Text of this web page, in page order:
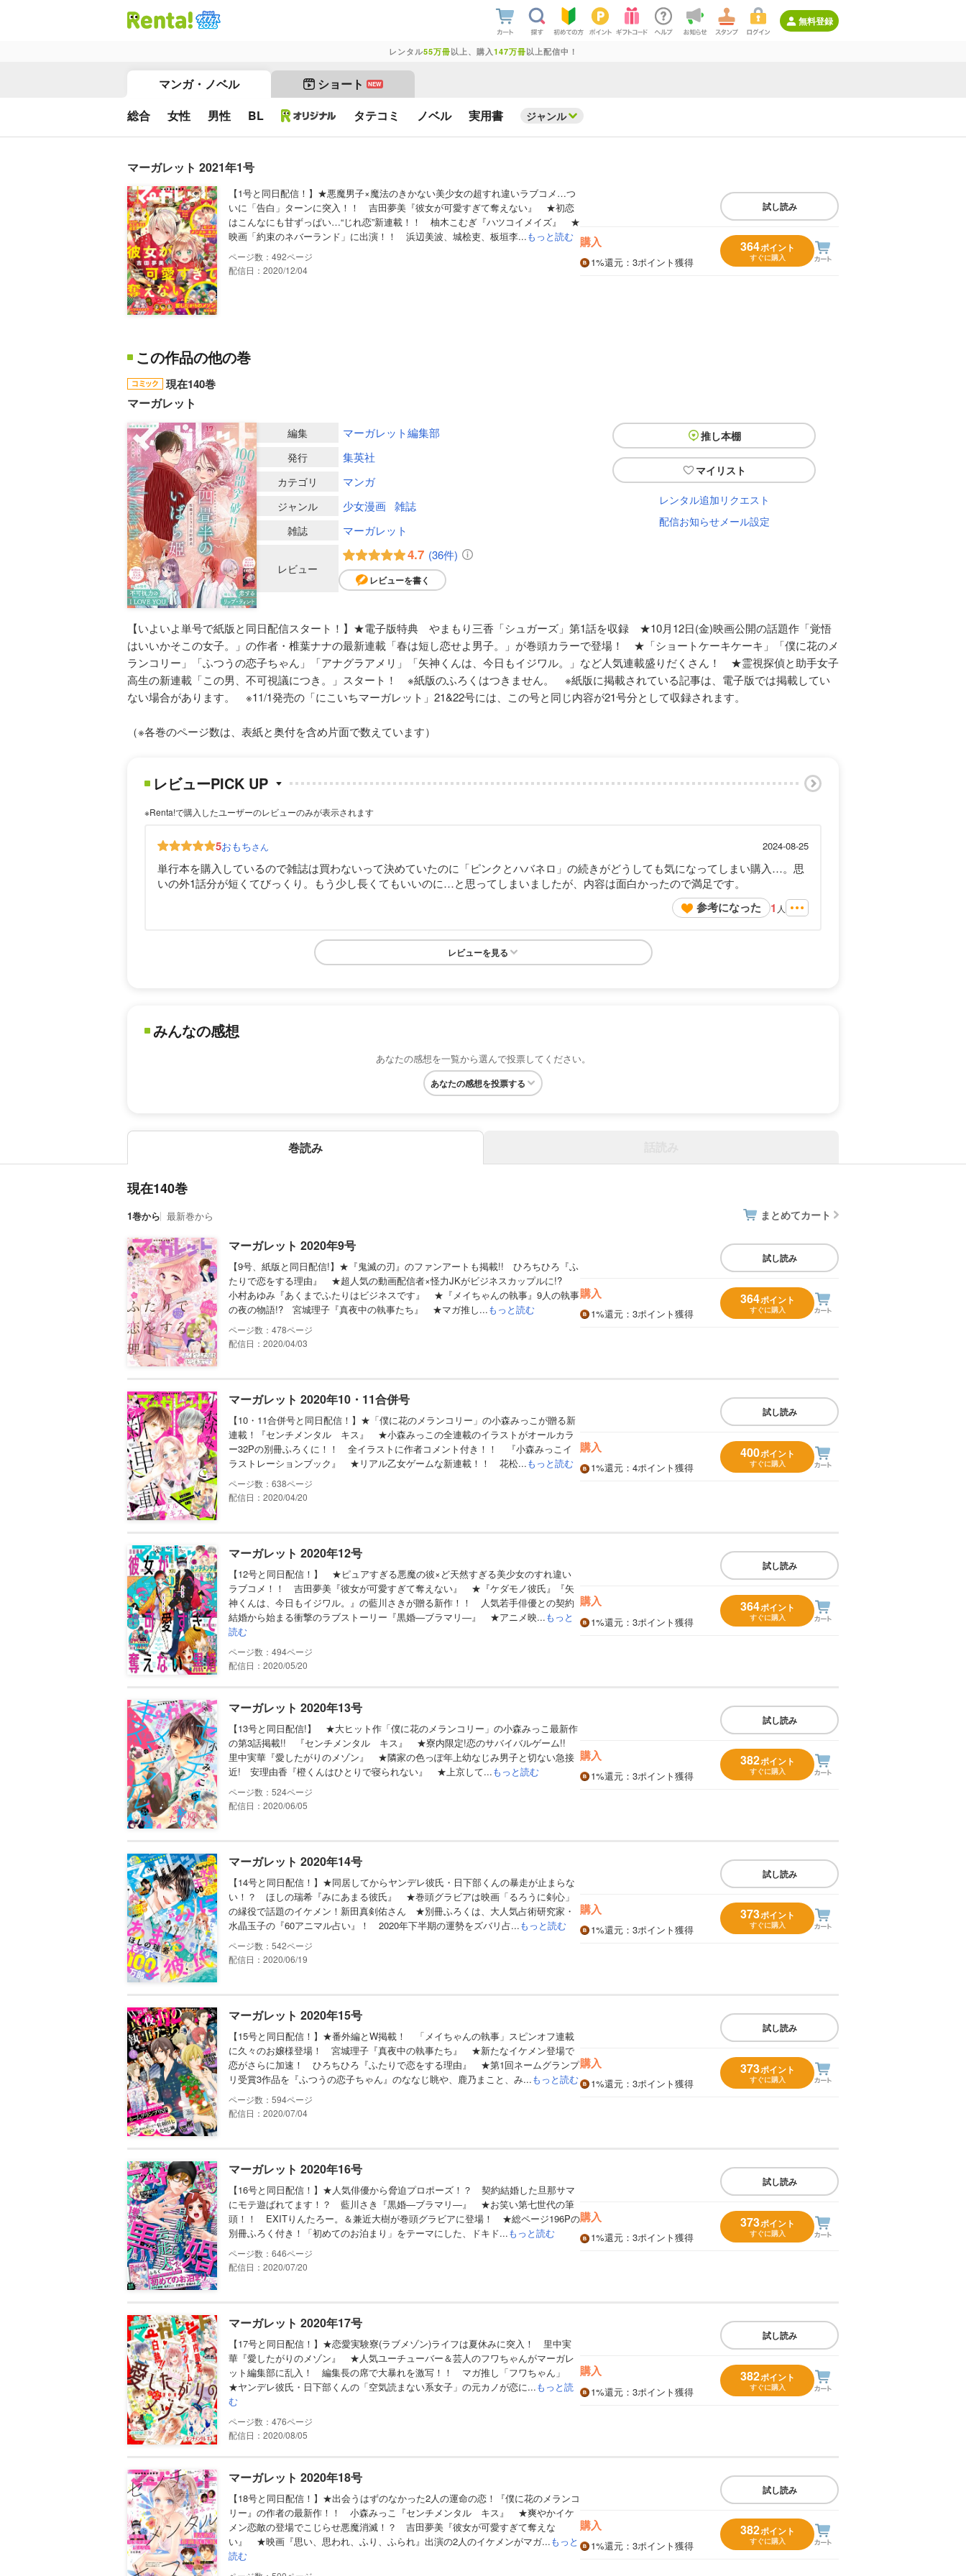
無料登録
レンタル55万冊以上、購入 147万冊以上配信中！
マンガ・ノベル ショート NEW
総合 女性 男性 BL タテコミ ノベル 実用書 ジャンル
マーガレット 2021年1号
【1号と同日配信！】★悪魔男子×魔法のきかない美少女の超すれ違いラブコメ…つ
いに「告白」ターンに突入！！ 吉田夢美『彼女が可愛すぎて奪えない』 ★初恋
はこんなにも甘ずっぱい…“じれ恋”新連載！！ 柚木こむぎ『ハツコイメイズ』 ★
映画「約束のネバーランド」に出演！！ 浜辺美波、城桧吏、板垣李...もっと読む
492
配信日：2020/12/04
試し読み
購入
1%還元 ：3ポイント獲得
364ポイント
すぐに購入
この作品の他の巻
現在140巻
マーガレット
推し本棚
マイリスト
レンタル追加リクエスト
配信お知らせメール設定
編集 マーガレット編集部
発行 集英社
カテゴリ マンガ
ジャンル 少女漫画 雑誌
雑誌 マーガレット
レビュー
4.7 (36件)
レビューを書く
【いよいよ単号で紙版と同日配信スタート！】★電子版特典 やまもり三香「シュガーズ」第1話を収録 ★10月12日(金)映画公開の話題作「覚悟
はいいかそこの女子。」の作者・椎葉ナナの最新連載「春は短し恋せよ男子。」が巻頭カラーで登場！ ★「ショートケーキケーキ」「僕に花のメ
ランコリー」「ふつうの恋子ちゃん」「アナグラアメリ」「矢神くんは、今日もイジワル。」など人気連載盛りだくさん！ ★霊視探偵と助手女子
高生の新連載「この男、不可視議につき。」スタート！ ※紙版のふろくはつきません。 ※紙版に掲載されている記事は、電子版では掲載してい
ない場合があります。 ※11/1発売の「にこいちマーガレット」21&22号には、この号と同じ内容が21号分として収録されます。
（※各巻のページ数は、表紙と奥付を含め片面で数えています）
レビューPICK UP
※Renta!で購入したユーザーのレビューのみが表示されます
5おもちさん 2024-08-25
単行本を購入しているので雑誌は買わないって決めていたのに「ピンクとハバネロ」の続きがどうしても気になってしまい購入…。思
いの外1話分が短くてびっくり。もう少し長くてもいいのに…と思ってしまいましたが、内容は面白かったので満足です。
参考になった 1 人
レビューを見る
みんなの感想
あなたの感想を一覧から選んで投票してください。
あなたの感想を投票する
巻読み
現在140巻
1巻から 最新巻から まとめてカート
マーガレット 2020年9号
【9号、紙版と同日配信!】★『鬼滅の刃』のファンアートも掲載!! ひろちひろ『ふ
たりで恋をする理由』 ★超人気の動画配信者×怪力JKがビジネスカップルに!?
小村あゆみ『あくまでふたりはビジネスです』 ★『メイちゃんの執事』9人の執事
の夜の物語!? 宮城理子『真夜中の執事たち』 ★マガ推し...もっと読む
478
配信日：2020/04/03
試し読み
購入
1%還元 ：3ポイント獲得
364ポイント
すぐに購入
マーガレット 2020年10・11合併号
【10・11合併号と同日配信！】★「僕に花のメランコリー」の小森みっこが贈る新
連載！『センチメンタル キス』 ★小森みっこの全連載のイラストがオールカラ
ー32Pの別冊ふろくに！！ 全イラストに作者コメント付き！！ 『小森みっこイ
ラストレーションブック』 ★リアル乙女ゲームな新連載！！ 花松...もっと読む
638
配信日：2020/04/20
試し読み
購入
1%還元 ：4ポイント獲得
400ポイント
すぐに購入
マーガレット 2020年12号
【12号と同日配信！】 ★ピュアすぎる悪魔の彼×ど天然すぎる美少女のすれ違い
ラブコメ！！ 吉田夢美『彼女が可愛すぎて奪えない』 ★『ケダモノ彼氏』『矢
神くんは、今日もイジワル。』の藍川さきが贈る新作！！ 人気若手俳優との契約
結婚から始まる衝撃のラブストーリー『黒婚―ブラマリ―』 ★アニメ映...もっと
読む
494
配信日：2020/05/20
試し読み
購入
1%還元 ：3ポイント獲得
364ポイント
すぐに購入
マーガレット 2020年13号
【13号と同日配信!】 ★大ヒット作「僕に花のメランコリー」の小森みっこ最新作
の第3話掲載!! 『センチメンタル キス』 ★寮内限定!恋のサバイバルゲーム!!
里中実華『愛したがりのメゾン』 ★隣家の色っぽ年上幼なじみ男子と切ない急接
近! 安理由香『橙くんはひとりで寝られない』 ★上京して...もっと読む
524
配信日：2020/06/05
試し読み
購入
1%還元 ：3ポイント獲得
382ポイント
すぐに購入
マーガレット 2020年14号
【14号と同日配信！】★同居してからヤンデレ彼氏・日下部くんの暴走が止まらな
い！？ ほしの瑞希『みにあまる彼氏』 ★巻頭グラビアは映画「るろうに剣心」
の縁役で話題のイケメン！新田真剣佑さん ★別冊ふろくは、大人気占術研究家・
水晶玉子の『60アニマル占い』！ 2020年下半期の運勢をズバリ占...もっと読む
542
配信日：2020/06/19
試し読み
購入
1%還元 ：3ポイント獲得
373ポイント
すぐに購入
マーガレット 2020年15号
【15号と同日配信！】★番外編とW掲載！ 「メイちゃんの執事」スピンオフ連載
に久々のお嬢様登場！ 宮城理子『真夜中の執事たち』 ★新たなイケメン登場で
恋がさらに加速！ ひろちひろ『ふたりで恋をする理由』 ★第1回ネームグランプ
リ受賞3作品を『ふつうの恋子ちゃん』のななじ眺や、鹿乃まこと、み...もっと読む
594
配信日：2020/07/04
試し読み
購入
1%還元 ：3ポイント獲得
373ポイント
すぐに購入
マーガレット 2020年16号
【16号と同日配信！】★人気俳優から脅迫プロポーズ！？ 契約結婚した旦那サマ
にモテ遊ばれてます！？ 藍川さき『黒婚―ブラマリ―』 ★お笑い第七世代の筆
頭！！ EXITりんたろー。＆兼近大樹が巻頭グラビアに登場！ ★総ページ196Pの
別冊ふろく付き！「初めてのお泊まり」をテーマにした、ドキド...もっと読む
646
配信日：2020/07/20
試し読み
購入
1%還元 ：3ポイント獲得
373ポイント
すぐに購入
マーガレット 2020年17号
【17号と同日配信！】★恋愛実験寮(ラブメゾン)ライフは夏休みに突入！ 里中実
華『愛したがりのメゾン』 ★人気ユーチューバー＆芸人のフワちゃんがマーガレ
ット編集部に乱入！ 編集長の席で大暴れを激写！！ マガ推し「フワちゃん」
★ヤンデレ彼氏・日下部くんの「空気読まない系女子」の元カノが恋に...もっと読
む
476
配信日：2020/08/05
試し読み
購入
1%還元 ：3ポイント獲得
382ポイント
すぐに購入
マーガレット 2020年18号
【18号と同日配信！】★出会うはずのなかった2人の運命の恋！『僕に花のメランコ
リー』の作者の最新作！！ 小森みっこ『センチメンタル キス』 ★爽やかイケ
メン恋敵の登場でこじらせ悪魔消滅！？ 吉田夢美『彼女が可愛すぎて奪えな
い』 ★映画『思い、思われ、ふり、ふられ』出演の2人のイケメンがマガ...もっと
読む
試し読み
購入
1%還元 ：3ポイント獲得
382ポイント
すぐに購入